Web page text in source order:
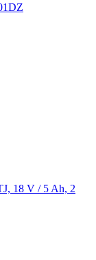
18 V / 5 Ah, 2